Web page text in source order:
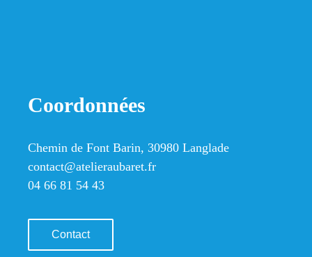
Coordonnées
Chemin de Font Barin, 30980 Langlade
contact@atelieraubaret.fr
04 66 81 54 43
Contact